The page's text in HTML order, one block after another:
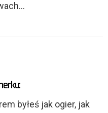
byłeś jak ogier, jak